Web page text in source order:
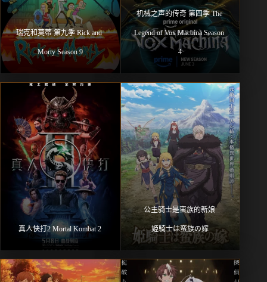
瑞克和莫蒂 第九季 Rick and
Morty Season 9
机械之声的传奇 第四季 The
Legend of Vox Machina Season
4
真人快打2 Mortal Kombat 2
公主骑士是蛮族的新娘
姫騎士は蛮族の嫁